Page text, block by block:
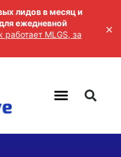
лидов в месяц и
ежедневной
работает MLGS, за
×